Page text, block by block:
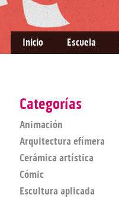
Inicio Escuela
Categorías
Animación
Arquitectura efímera
Cerámica artística
Cómic
Escultura aplicada